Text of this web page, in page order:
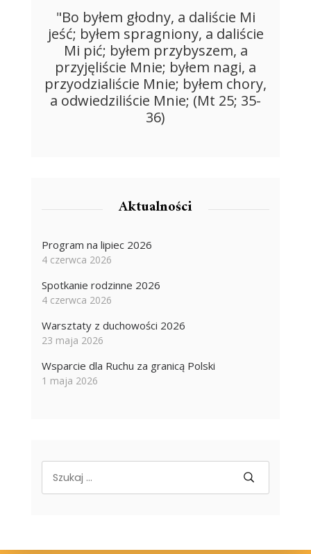
"Bo byłem głodny, a daliście Mi
jeść; byłem spragniony, a daliście
Mi pić; byłem przybyszem, a
przyjęliście Mnie; byłem nagi, a
przyodzialiście Mnie; byłem chory,
a odwiedziliście Mnie; (Mt 25; 35-
36)
Aktualności
Program na lipiec 2026
4 czerwca 2026
Spotkanie rodzinne 2026
4 czerwca 2026
Warsztaty z duchowości 2026
23 maja 2026
Wsparcie dla Ruchu za granicą Polski
1 maja 2026